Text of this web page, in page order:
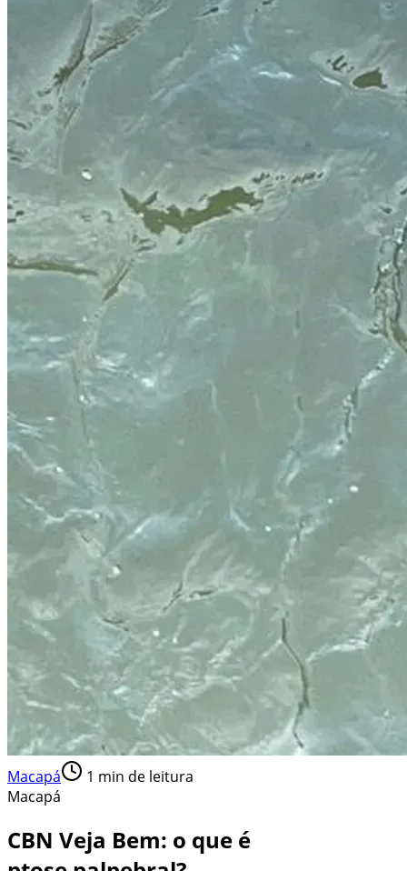
Macapá 1 min de leitura
Macapá
CBN Veja Bem: o que é